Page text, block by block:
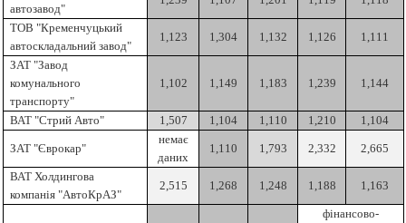
автозавод"
ТОВ "Кременчуцький
автоскладальний завод"
1,123 1,304 1,132 1,126 1,111
ЗАТ "Завод
комунального
транспорту"
1,102 1,149 1,183 1,239 1,144
ВАТ "Стрий Авто" 1,507 1,104 1,110 1,210 1,104
ЗАТ "Єврокар"
немає
даних
1,110 1,793 2,332 2,665
ВАТ Холдингова
компанія "АвтоКрАЗ"
2,515 1,268 1,248 1,188 1,163
фінансово-